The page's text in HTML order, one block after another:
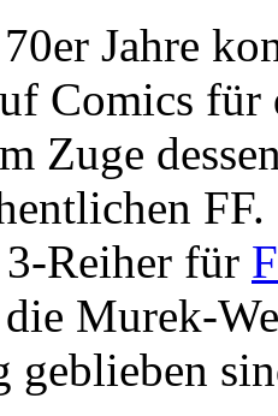
Jahre
Comics für
Zuge
3-Reiher für
Murek-
geblieben